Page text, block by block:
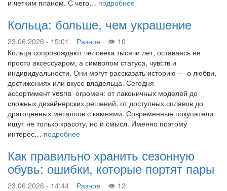
и четким планом. С чего… подробнее
Кольца: больше, чем украшение
23.06.2026 - 15:01 Разное
10
Кольца сопровождают человека тысячи лет, оставаясь не
просто аксессуаром, а символом статуса, чувств и
индивидуальности. Они могут рассказать историю — о любви,
достижениях или вкусе владельца. Сегодня
ассортимент vesna огромен: от лаконичных моделей до
сложных дизайнерских решений, от доступных сплавов до
драгоценных металлов с камнями. Современные покупатели
ищут не только красоту, но и смысл. Именно поэтому
интерес… подробнее
Как правильно хранить сезонную
обувь: ошибки, которые портят пары
23.06.2026 - 14:44 Разное
12